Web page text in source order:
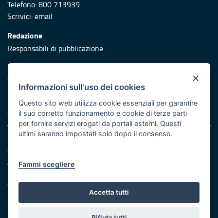
Telefono: 800 713939
Scrivici:email
Redazione
Responsabili di pubblicazione
Protezione civile
Vai al sito di Protezione Civile Puglia
Iniziativa finanziata con risorse del POR Puglia 2014/2020 -
Asse XI
Note legali
Cookie e privacy
Atti di notifica
Servizi Intranet
×
Informazioni sull'uso dei cookies
Questo sito web utilizza cookie essenziali per garantire
il suo corretto funzionamento e cookie di terze parti
per fornire servizi erogati da portali esterni. Questi
ultimi saranno impostati solo dopo il consenso.
Fammi scegliere
Accetta tutti